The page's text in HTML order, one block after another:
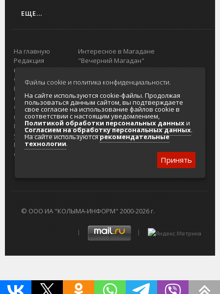
ЕЩЕ...
На главную
Редакция
портала
О проекте
Реклама на
портале
Отзывы и
предложения
Интернет-
услуги
Разработка
сайтов
Интересное в Магадане
"Вечерний Магадан"
Городская доска объявлений
Реклама
Главный туристический портал
Колымы
Политика в отношении обработки
персональных данных
Согласие на обработку персональных
данных
© ООО ИА "КОЛЫМА-ИНФОРМ" 2000-2026 г.
Файлы cookie и политика конфиденциальности.
На сайте используются cookie-файлы. Продолжая
пользоваться данным сайтом, вы подтверждаете
свое согласие на использование файлов cookie в
соответствии с настоящим уведомлением,
Политикой обработки персональных данныхи
Согласием на обработку персональных данных.
На сайте используютсярекомендательные
технологии.
Принять